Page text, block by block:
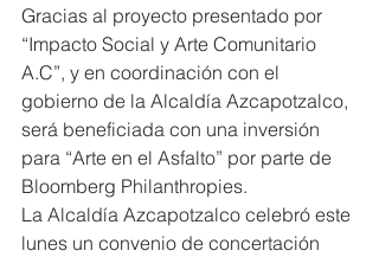
Gracias al proyecto presentado por
“Impacto Social y Arte Comunitario
A.C”, y en coordinación con el
gobierno de la Alcaldía Azcapotzalco,
será beneficiada con una inversión
para “Arte en el Asfalto” por parte de
Bloomberg Philanthropies.
La Alcaldía Azcapotzalco celebró este
lunes un convenio de concertación